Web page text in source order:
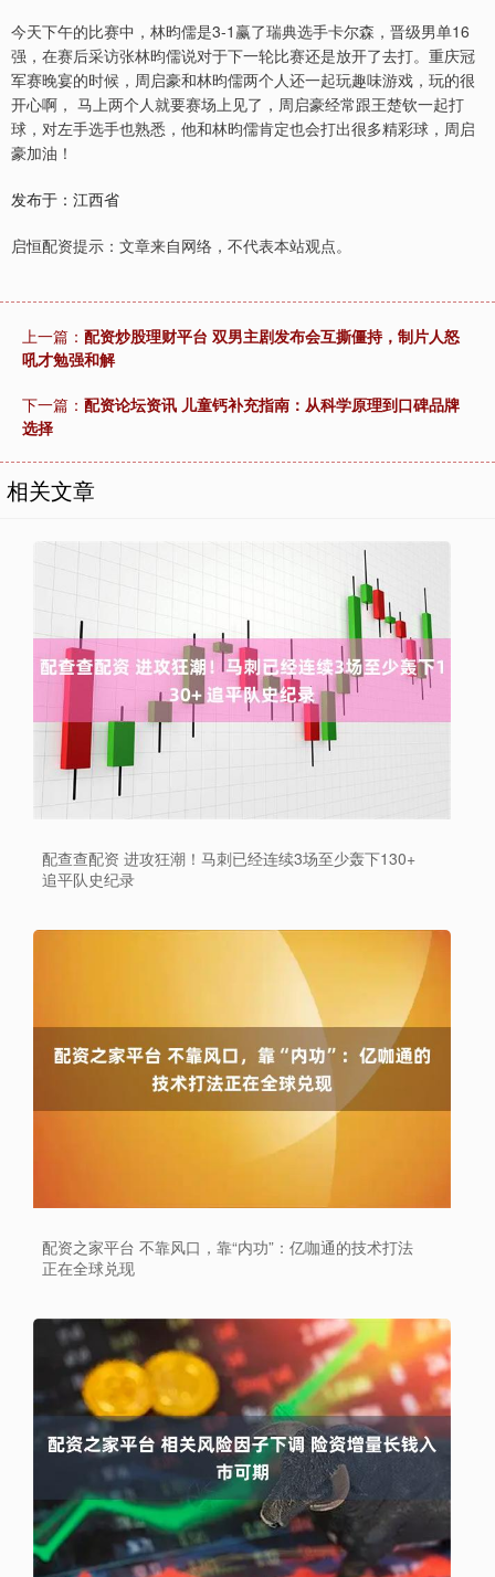
今天下午的比赛中，林昀儒是3-1赢了瑞典选手卡尔森，晋级男单16
强，在赛后采访张林昀儒说对于下一轮比赛还是放开了去打。重庆冠
军赛晚宴的时候，周启豪和林昀儒两个人还一起玩趣味游戏，玩的很
开心啊， 马上两个人就要赛场上见了，周启豪经常跟王楚钦一起打
球，对左手选手也熟悉，他和林昀儒肯定也会打出很多精彩球，周启
豪加油！
发布于：江西省
启恒配资提示：文章来自网络，不代表本站观点。
上一篇： 配资炒股理财平台 双男主剧发布会互撕僵持，制片人怒
吼才勉强和解
下一篇： 配资论坛资讯 儿童钙补充指南：从科学原理到口碑品牌
选择
相关文章
配查查配资 进攻狂潮！马刺已经连续3场至少轰下130+
追平队史纪录
配资之家平台 不靠风口，靠“内功”：亿咖通的技术打法
正在全球兑现